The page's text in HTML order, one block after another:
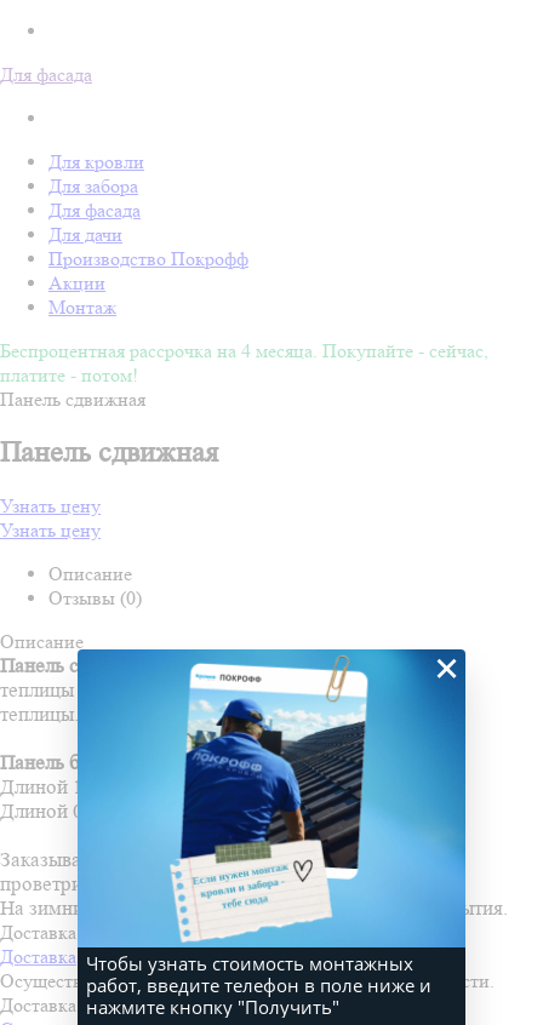
Для фасада
Для кровли
Для забора
Для фасада
Для дачи
Производство Покрофф
Акции
Монтаж
Беспроцентная рассрочка на 4 месяца. Покупайте - сейчас,
платите - потом!
Панель сдвижная
Панель сдвижная
Узнать цену
Узнать цену
Описание
Отзывы (0)
Описание
Панель сдвижная
предназначена для проветривания
теплицы и исключения снеговой нагрузки на каркас
теплицы.
Панель бывает двух видов:
Длиной 1м для теплиц с шагом 1м
Длиной 0,67м для теплиц с шагом 0,67м.
Заказывается в зависимости от желаемой длины
проветривания.
На зимний период панель сдвигать до полного открытия.
Доставка и оплата
Доставка
Осуществляем доставку во все города Пензенской области.
Доставка осуществляется по льготной стоимости!
×
Чтобы узнать стоимость монтажных
работ, введите телефон в поле ниже и
нажмите кнопку "Получить"